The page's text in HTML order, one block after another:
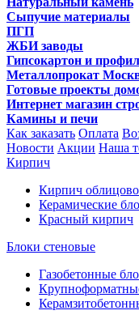
Сыпучие материалы
ПГП
ЖБИ заводы
Гипсокартон и
Металлопрокат
Готовые проекты
Интернет магазин
Камины и печи
Как заказать Оплата
Новости Акции Наша
Кирпич
Кирпич
Керамические
Красный кирпич
Блоки стеновые
Газобетонные